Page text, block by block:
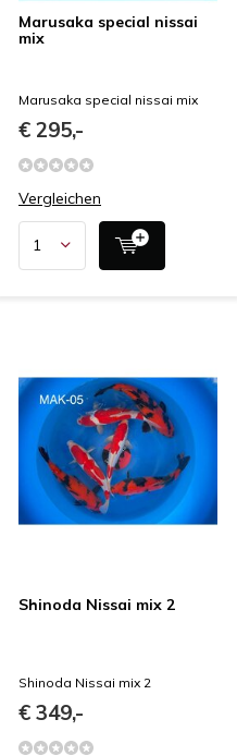
Marusaka special nissai
mix
Marusaka special nissai mix
€ 295,-
Vergleichen
Shinoda Nissai mix 2
Shinoda Nissai mix 2
€ 349,-